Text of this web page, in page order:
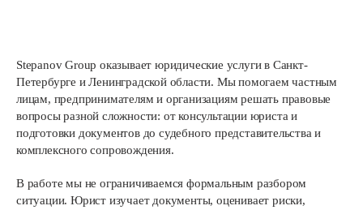
Stepanov Group оказывает юридические услуги в Санкт-
Петербурге и Ленинградской области. Мы помогаем частным
лицам, предпринимателям и организациям решать правовые
вопросы разной сложности: от консультации юриста и
подготовки документов до судебного представительства и
комплексного сопровождения.
В работе мы не ограничиваемся формальным разбором
ситуации. Юрист изучает документы, оценивает риски,